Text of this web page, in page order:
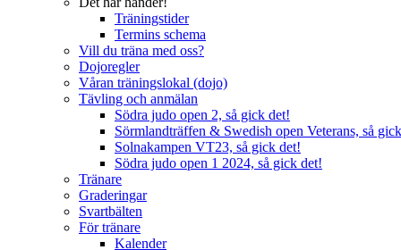
Träningstider
Termins schema
Vill du träna med oss?
Dojoregler
Våran träningslokal (dojo)
Tävling och anmälan
Södra judo open 2, så gick det!
Sörmlandträffen & Swedish open Veterans, så
Solnakampen VT23, så gick det!
Södra judo open 1 2024, så gick det!
Tränare
Graderingar
Svartbälten
För tränare
Kalender